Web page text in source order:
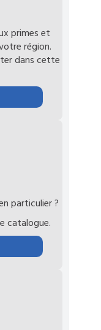
primes et
région.
dans cette
particulier ?
catalogue.